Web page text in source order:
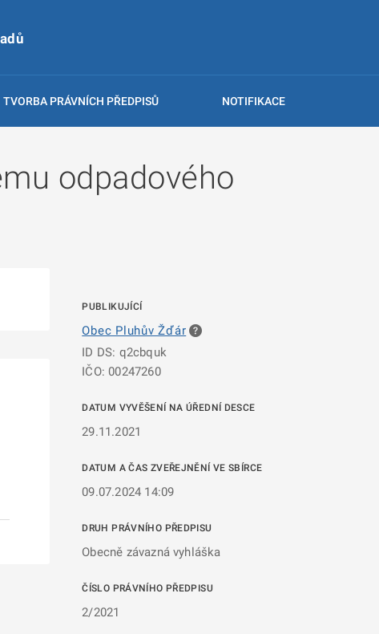
TVORBA PRÁVNÍCH PŘEDPISŮ NOTIFIKACE
odpadového
PUBLIKUJÍCÍ
Obec Pluhův Žďár
ID DS: q2cbquk
IČO: 00247260
DATUM VYVĚŠENÍ NA ÚŘEDNÍ DESCE
29.11.2021
DATUM A ČAS ZVEŘEJNĚNÍ VE SBÍRCE
09.07.2024 14:09
DRUH PRÁVNÍHO PŘEDPISU
Obecně závazná vyhláška
ČÍSLO PRÁVNÍHO PŘEDPISU
2/2021